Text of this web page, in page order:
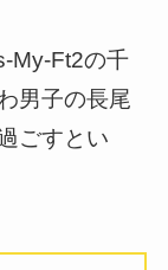
My-Ft2の千
男子の長尾
ごすとい